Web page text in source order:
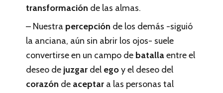
transformación de las almas.
– Nuestra percepción de los demás -siguió
la anciana, aún sin abrir los ojos- suele
convertirse en un campo de batallaentre el
deseo de juzgar del egoy el deseo del
corazón de aceptar a las personas tal